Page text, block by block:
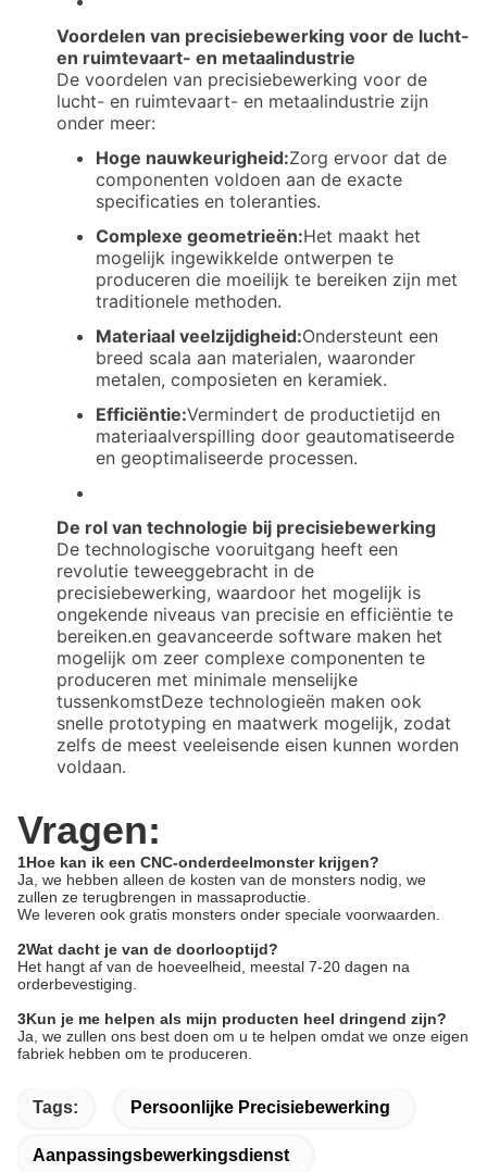
Voordelen van precisiebewerking voor de lucht-
en ruimtevaart- en metaalindustrie
De voordelen van precisiebewerking voor de
lucht- en ruimtevaart- en metaalindustrie zijn
onder meer:
Hoge nauwkeurigheid:Zorg ervoor dat de
componenten voldoen aan de exacte
specificaties en toleranties.
Complexe geometrieën:Het maakt het
mogelijk ingewikkelde ontwerpen te
produceren die moeilijk te bereiken zijn met
traditionele methoden.
Materiaal veelzijdigheid:Ondersteunt een
breed scala aan materialen, waaronder
metalen, composieten en keramiek.
Efficiëntie:Vermindert de productietijd en
materiaalverspilling door geautomatiseerde
en geoptimaliseerde processen.
De rol van technologie bij precisiebewerking
De technologische vooruitgang heeft een
revolutie teweeggebracht in de
precisiebewerking, waardoor het mogelijk is
ongekende niveaus van precisie en efficiëntie te
bereiken.en geavanceerde software maken het
mogelijk om zeer complexe componenten te
produceren met minimale menselijke
tussenkomstDeze technologieën maken ook
snelle prototyping en maatwerk mogelijk, zodat
zelfs de meest veeleisende eisen kunnen worden
voldaan.
Vragen:
1Hoe kan ik een CNC-onderdeelmonster krijgen?
Ja, we hebben alleen de kosten van de monsters nodig, we
zullen ze terugbrengen in massaproductie.
We leveren ook gratis monsters onder speciale voorwaarden.
2Wat dacht je van de doorlooptijd?
Het hangt af van de hoeveelheid, meestal 7-20 dagen na
orderbevestiging.
3Kun je me helpen als mijn producten heel dringend zijn?
Ja, we zullen ons best doen om u te helpen omdat we onze eigen
fabriek hebben om te produceren.
Tags: Persoonlijke Precisiebewerking
Aanpassingsbewerkingsdienst